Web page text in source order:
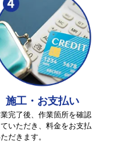
施工・お支払い
完了後、作業箇所を確認
いただき、料金をお支払
だきます。